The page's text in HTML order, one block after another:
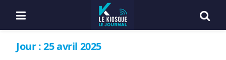
Jour :25 avril 2025